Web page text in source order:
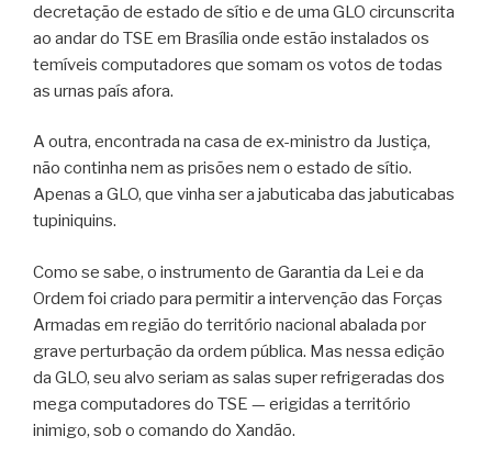
decretação de estado de sítio e de uma GLO circunscrita
ao andar do TSE em Brasília onde estão instalados os
temíveis computadores que somam os votos de todas
as urnas país afora.
A outra, encontrada na casa de ex-ministro da Justiça,
não continha nem as prisões nem o estado de sítio.
Apenas a GLO, que vinha ser a jabuticaba das jabuticabas
tupiniquins.
Como se sabe, o instrumento de Garantia da Lei e da
Ordem foi criado para permitir a intervenção das Forças
Armadas em região do território nacional abalada por
grave perturbação da ordem pública. Mas nessa edição
da GLO, seu alvo seriam as salas super refrigeradas dos
mega computadores do TSE — erigidas a território
inimigo, sob o comando do Xandão.